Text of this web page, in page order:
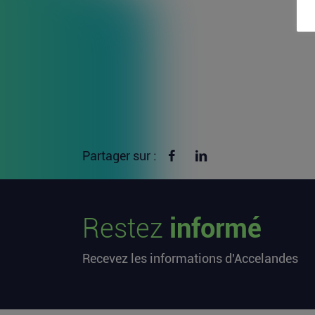
Partager sur : Partager sur Facebook
Restez informé
Recevez les informations d'Accelandes